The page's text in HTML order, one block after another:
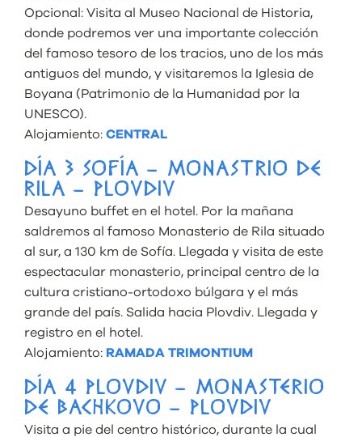
Opcional: Visita al Museo Nacional de Historia,
donde podremos ver una importante colección
del famoso tesoro de los tracios, uno de los más
antiguos del mundo, y visitaremos la Iglesia de
Boyana (Patrimonio de la Humanidad por la
UNESCO).
Alojamiento: CENTRAL
DÍA 3 SOFÍA – MONASTRIO DE
RILA – PLOVDIV
Desayuno buffet en el hotel. Por la mañana
saldremos al famoso Monasterio de Rila situado
al sur, a 130 km de Sofía. Llegada y visita de este
espectacular monasterio, principal centro de la
cultura cristiano-ortodoxo búlgara y el más
grande del país. Salida hacia Plovdiv. Llegada y
registro en el hotel.
Alojamiento: RAMADA TRIMONTIUM
DÍA 4 PLOVDIV – MONASTERIO
DE BACHKOVO – PLOVDIV
Visita a pie del centro histórico, durante la cual